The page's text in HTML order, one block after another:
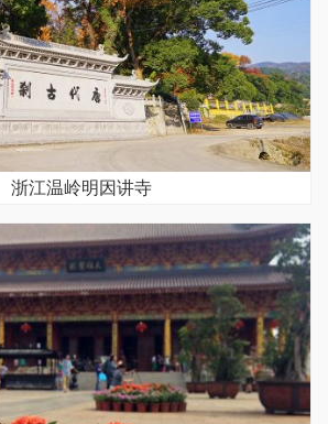
浙江温岭明因讲寺